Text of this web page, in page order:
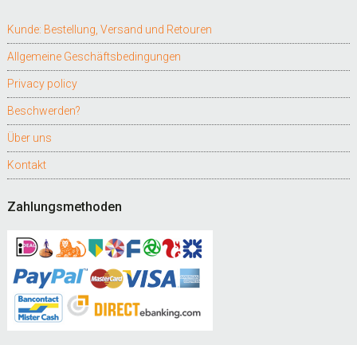
Kunde: Bestellung, Versand und Retouren
Allgemeine Geschäftsbedingungen
Privacy policy
Beschwerden?
Über uns
Kontakt
Zahlungsmethoden